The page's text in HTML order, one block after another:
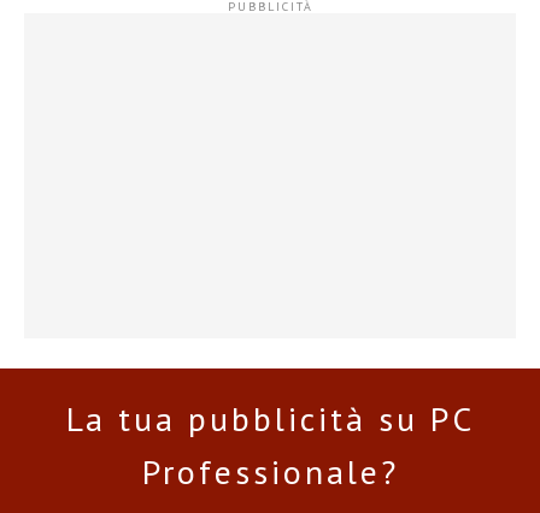
La tua pubblicità su PC
Professionale?